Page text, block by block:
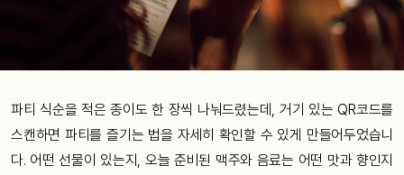
파티 식순을 적은 종이도 한 장씩 나눠드렸는데, 거기 있는 QR코드를
스캔하면 파티를 즐기는 법을 자세히 확인할 수 있게 만들어두었습니
다. 어떤 선물이 있는지, 오늘 준비된 맥주와 음료는 어떤 맛과 향인지